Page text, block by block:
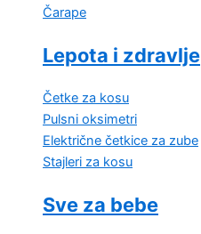
Čarape
Lepota i zdravlje
Četke za kosu
Pulsni oksimetri
Električne četkice za zube
Stajleri za kosu
Sve za bebe